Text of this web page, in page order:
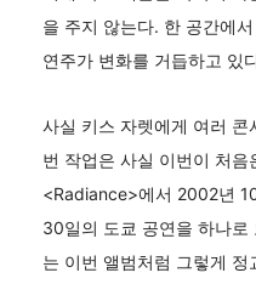
을 주지 않는다. 한 공간에
연주가 변화를 거듭하고 있
사실 키스 자렛에게 여러 콘
번 작업은 사실 이번이 처음
<Radiance>에서 2002년
30일의 도쿄 공연을 하나로
는 이번 앨범처럼 그렇게